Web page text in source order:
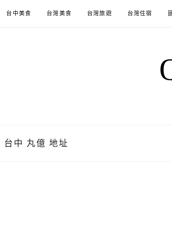
台中美食 台灣美食 台灣旅遊 台灣住宿
台中 丸億 地址